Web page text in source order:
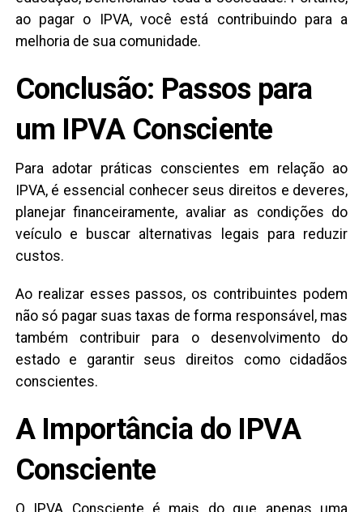
ao pagar o IPVA, você está contribuindo para a
melhoria de sua comunidade.
Conclusão: Passos para
um IPVA Consciente
Para adotar práticas conscientes em relação ao
IPVA, é essencial conhecer seus direitos e deveres,
planejar financeiramente, avaliar as condições do
veículo e buscar alternativas legais para reduzir
custos.
Ao realizar esses passos, os contribuintes podem
não só pagar suas taxas de forma responsável, mas
também contribuir para o desenvolvimento do
estado e garantir seus direitos como cidadãos
conscientes.
A Importância do IPVA
Consciente
O IPVA Consciente é mais do que apenas uma